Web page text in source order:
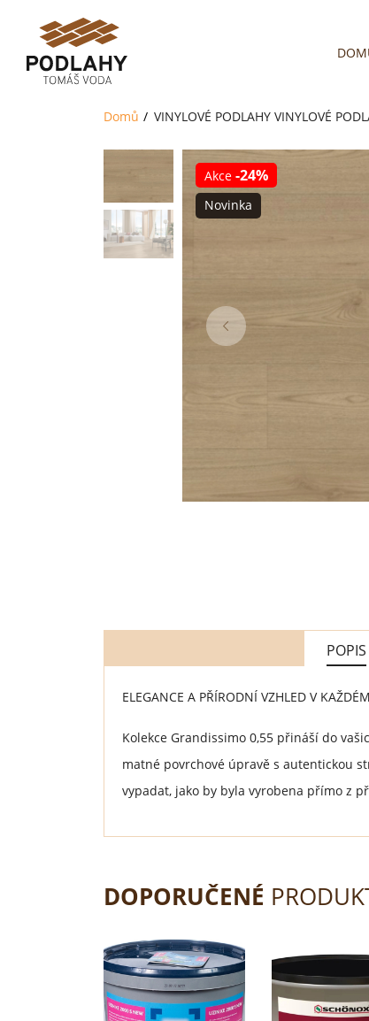
Domů VINYLOVÉ PODLAHY VINYLOVÉ
Akce -24%
Novinka
POPIS
ELEGANCE A PŘÍRODNÍ VZHLED V
Kolekce Grandissimo 0,55 přináší do
matné povrchové úpravě s autentickou
vypadat, jako by byla vyrobena přímo z
DOPORUČENÉ